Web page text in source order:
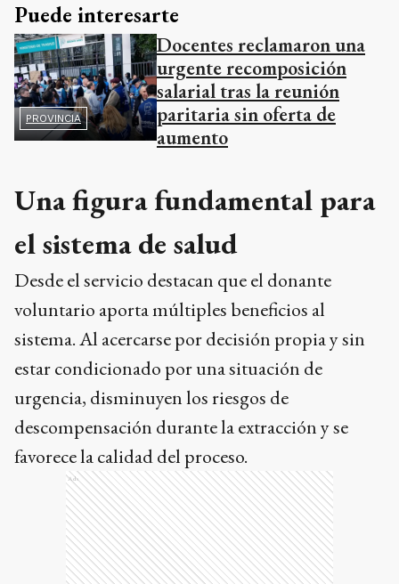
Puede interesarte
PROVINCIA
Docentes reclamaron una
urgente recomposición
salarial tras la reunión
paritaria sin oferta de
aumento
Una figura fundamental para
el sistema de salud
Desde el servicio destacan que el donante
voluntario aporta múltiples beneficios al
sistema. Al acercarse por decisión propia y sin
estar condicionado por una situación de
urgencia, disminuyen los riesgos de
descompensación durante la extracción y se
favorece la calidad del proceso.
Ads